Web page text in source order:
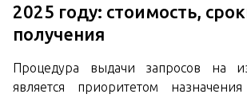
2025 году: стоимость,
получения
Процедура выдачи запросов на
является приоритетом